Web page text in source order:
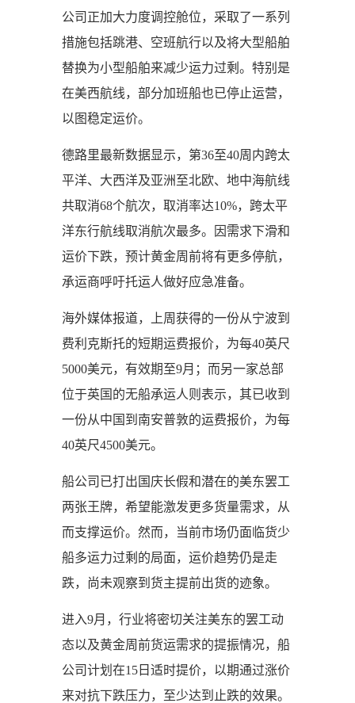
公司正加大力度调控舱位，采取了一系列
措施包括跳港、空班航行以及将大型船舶
替换为小型船舶来减少运力过剩。特别是
在美西航线，部分加班船也已停止运营，
以图稳定运价。
德路里最新数据显示，第36至40周内跨太
平洋、大西洋及亚洲至北欧、地中海航线
共取消68个航次，取消率达10%，跨太平
洋东行航线取消航次最多。因需求下滑和
运价下跌，预计黄金周前将有更多停航，
承运商呼吁托运人做好应急准备。
海外媒体报道，上周获得的一份从宁波到
费利克斯托的短期运费报价，为每40英尺
5000美元，有效期至9月；而另一家总部
位于英国的无船承运人则表示，其已收到
一份从中国到南安普敦的运费报价，为每
40英尺4500美元。
船公司已打出国庆长假和潜在的美东罢工
两张王牌，希望能激发更多货量需求，从
而支撑运价。然而，当前市场仍面临货少
船多运力过剩的局面，运价趋势仍是走
跌，尚未观察到货主提前出货的迹象。
进入9月，行业将密切关注美东的罢工动
态以及黄金周前货运需求的提振情况，船
公司计划在15日适时提价，以期通过涨价
来对抗下跌压力，至少达到止跌的效果。